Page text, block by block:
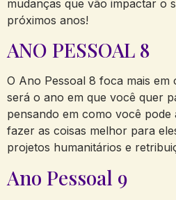
mudanças que vão impactar o
próximos anos!
ANO PESSOAL 8
O Ano Pessoal 8 foca mais em
será o ano em que você quer
pensando em como você
fazer as coisas melhor para
projetos humanitários e
Ano Pessoal 9